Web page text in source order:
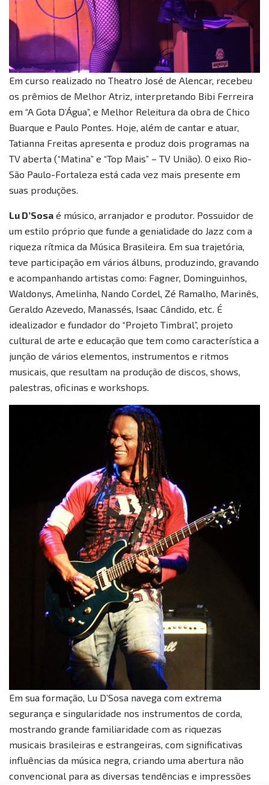
Em curso realizado no Theatro José de Alencar, recebeu
os prêmios de Melhor Atriz, interpretando Bibi Ferreira
em “A Gota D’Água”, e Melhor Releitura da obra de Chico
Buarque e Paulo Pontes. Hoje, além de cantar e atuar,
Tatianna Freitas apresenta e produz dois programas na
TV aberta (“Matina” e “Top Mais” – TV União). O eixo Rio-
São Paulo-Fortaleza está cada vez mais presente em
suas produções.
Lu D’Sosa é músico, arranjador e produtor. Possuidor de
um estilo próprio que funde a genialidade do Jazz com a
riqueza rítmica da Música Brasileira. Em sua trajetória,
teve participação em vários álbuns, produzindo, gravando
e acompanhando artistas como: Fagner, Dominguinhos,
Waldonys, Amelinha, Nando Cordel, Zé Ramalho, Marinês,
Geraldo Azevedo, Manassés, Isaac Cândido, etc. É
idealizador e fundador do “Projeto Timbral”, projeto
cultural de arte e educação que tem como característica a
junção de vários elementos, instrumentos e ritmos
musicais, que resultam na produção de discos, shows,
palestras, oficinas e workshops.
Em sua formação, Lu D’Sosa navega com extrema
segurança e singularidade nos instrumentos de corda,
mostrando grande familiaridade com as riquezas
musicais brasileiras e estrangeiras, com significativas
influências da música negra, criando uma abertura não
convencional para as diversas tendências e impressões